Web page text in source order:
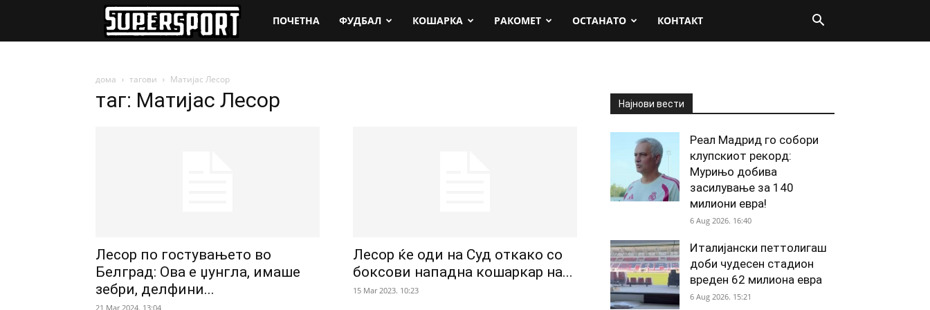
SuperSport.mk
ПОЧЕТНА ФУДБАЛ КОШАРКА РАКОМЕТ ОСТАНАТО КОНТАКТ
дома тагови Матијас Лесор
таг: Матијас Лесор
Лесор по гостувањето во
Белград: Ова е џунгла, имаше
зебри, делфини...
21 Mar 2024. 13:04
Лесор ќе оди на Суд откако со
боксови нападна кошаркар на...
15 Mar 2023. 10:23
Најнови вести
Реал Мадрид го собори
клупскиот рекорд:
Мурињо добива
засилување за 140
милиони евра!
6 Aug 2026. 16:40
Италијански петтолигаш
доби чудесен стадион
вреден 62 милиона евра
6 Aug 2026. 15:21